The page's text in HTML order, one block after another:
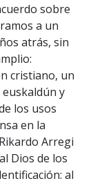
sobre
a un
atrás, sin
cristiano, un
y
los usos
en la
Arregi
Dios de los
al